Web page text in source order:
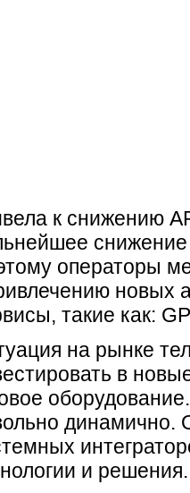
к снижению
операторы
новых
такие как:
на рынке
в
динамично.
и решения.